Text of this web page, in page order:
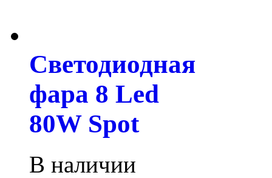
Светодиодная
фара 8 Led
80W Spot
В наличии